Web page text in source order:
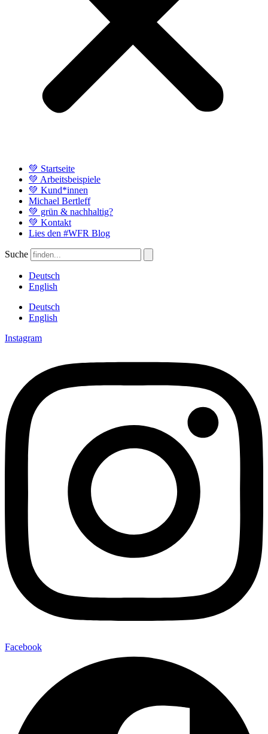
💚 Startseite
💚 Arbeitsbeispiele
💚 Kund*innen
Michael Bertleff
💚 grün & nachhaltig?
💚 Kontakt
Lies den #WFR Blog
Suche
Deutsch
English
Deutsch
English
Instagram
Facebook